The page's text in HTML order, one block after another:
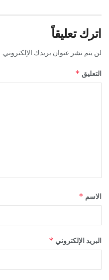
اترك تعليقاً
لن يتم نشر عنوان بريدك الإلكتروني.
التعليق *
الاسم *
البريد الإلكتروني *